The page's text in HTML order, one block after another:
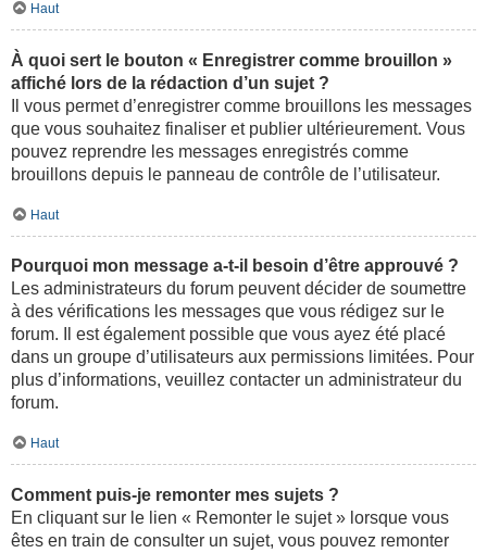
Haut
À quoi sert le bouton « Enregistrer comme brouillon »
affiché lors de la rédaction d’un sujet ?
Il vous permet d’enregistrer comme brouillons les messages
que vous souhaitez finaliser et publier ultérieurement. Vous
pouvez reprendre les messages enregistrés comme
brouillons depuis le panneau de contrôle de l’utilisateur.
Haut
Pourquoi mon message a-t-il besoin d’être approuvé ?
Les administrateurs du forum peuvent décider de soumettre
à des vérifications les messages que vous rédigez sur le
forum. Il est également possible que vous ayez été placé
dans un groupe d’utilisateurs aux permissions limitées. Pour
plus d’informations, veuillez contacter un administrateur du
forum.
Haut
Comment puis-je remonter mes sujets ?
En cliquant sur le lien « Remonter le sujet » lorsque vous
êtes en train de consulter un sujet, vous pouvez remonter